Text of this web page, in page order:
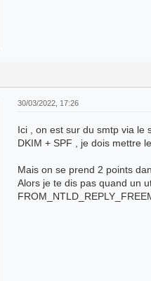
30/03/2022, 17:26
Ici , on est sur du smtp via le
DKIM + SPF , je dois mettre
Mais on se prend 2 points
Alors je te dis pas quand un